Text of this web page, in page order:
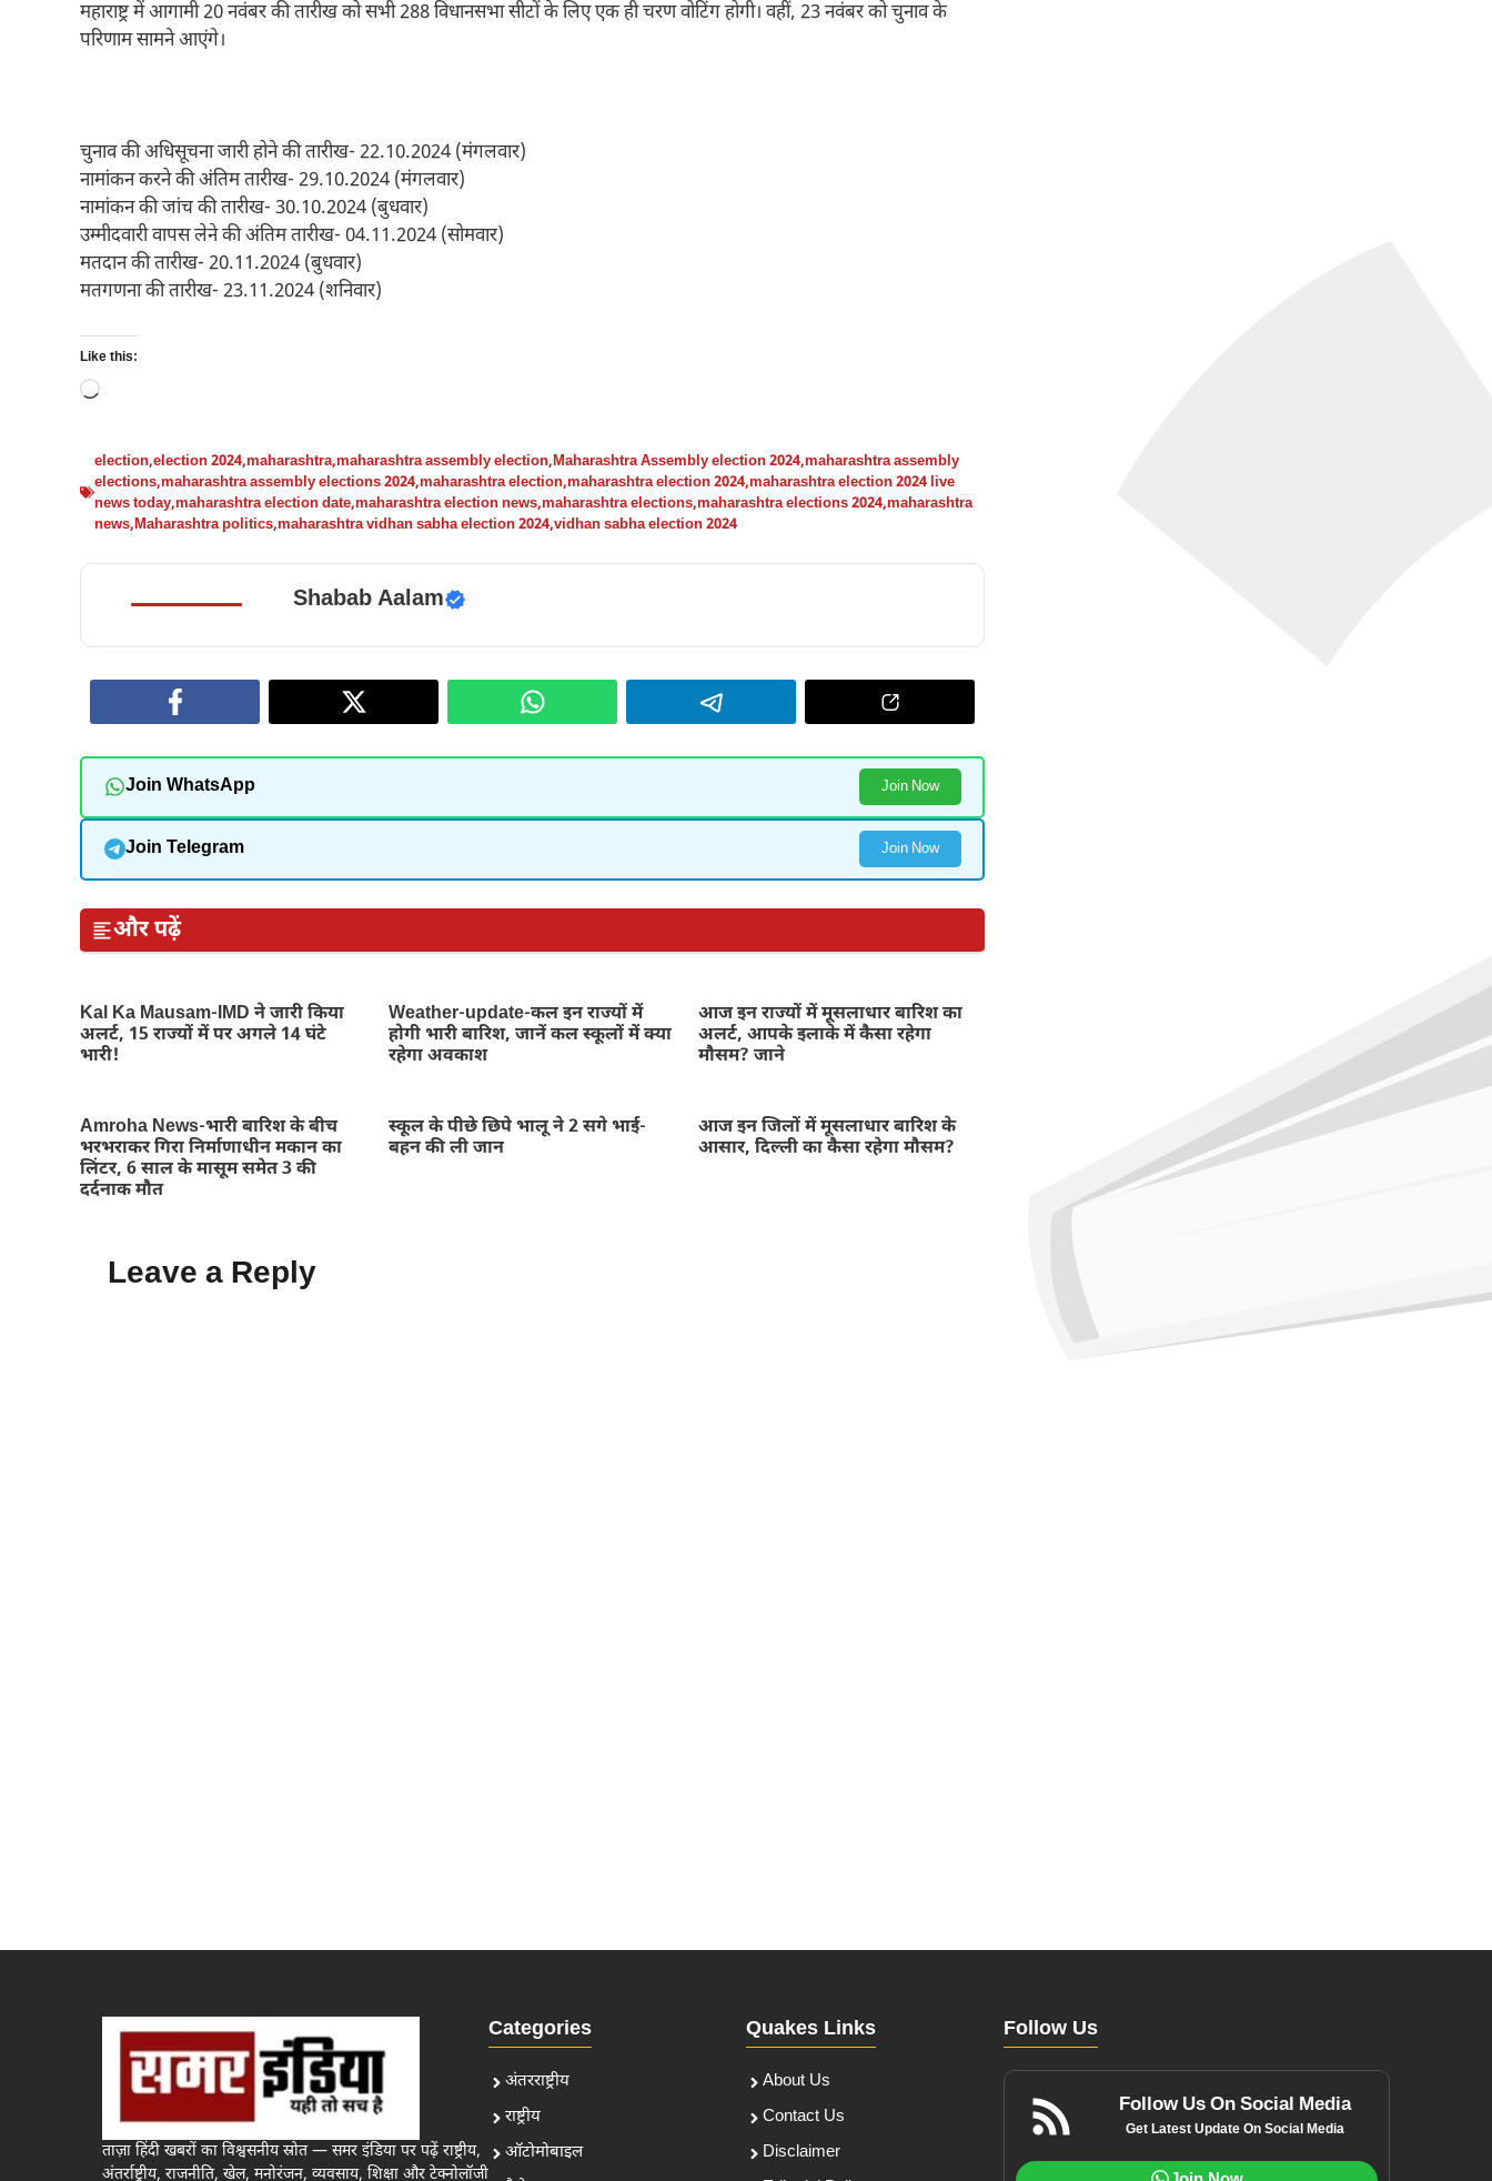
महाराष्ट्र में आगामी 20 नवंबर की तारीख को सभी 288 विधानसभा सीटों के लिए एक ही चरण वोटिंग होगी। वहीं, 23 नवंबर को चुनाव के
परिणाम सामने आएंगे।
चुनाव की अधिसूचना जारी होने की तारीख- 22.10.2024 (मंगलवार)
नामांकन करने की अंतिम तारीख- 29.10.2024 (मंगलवार)
नामांकन की जांच की तारीख- 30.10.2024 (बुधवार)
उम्मीदवारी वापस लेने की अंतिम तारीख- 04.11.2024 (सोमवार)
मतदान की तारीख- 20.11.2024 (बुधवार)
मतगणना की तारीख- 23.11.2024 (शनिवार)
Like this:
Loading…
election,election 2024,maharashtra,maharashtra assembly election,Maharashtra Assembly election 2024,maharashtra assembly
elections,maharashtra assembly elections 2024,maharashtra election,maharashtra election 2024,maharashtra election 2024 live
news today,maharashtra election date,maharashtra election news,maharashtra elections,maharashtra elections 2024,maharashtra
news,Maharashtra politics,maharashtra vidhan sabha election 2024,vidhan sabha election 2024
Shabab Aalam
Join WhatsApp Join Now
Join Telegram Join Now
और पढ़ें
Kal Ka Mausam-IMD ने जारी किया
अलर्ट, 15 राज्यों में पर अगले 14 घंटे
भारी!
Weather-update-कल इन राज्यों में
होगी भारी बारिश, जानें कल स्कूलों में क्या
रहेगा अवकाश
आज इन राज्यों में मूसलाधार बारिश का
अलर्ट, आपके इलाके में कैसा रहेगा
मौसम? जाने
Amroha News-भारी बारिश के बीच
भरभराकर गिरा निर्माणाधीन मकान का
लिंटर, 6 साल के मासूम समेत 3 की
दर्दनाक मौत
स्कूल के पीछे छिपे भालू ने 2 सगे भाई-
बहन की ली जान
आज इन जिलों में मूसलाधार बारिश के
आसार, दिल्ली का कैसा रहेगा मौसम?
Leave a Reply
ताज़ा हिंदी खबरों का विश्वसनीय स्रोत — समर इंडिया पर पढ़ें राष्ट्रीय,
अंतर्राष्ट्रीय, राजनीति, खेल, मनोरंजन, व्यवसाय, शिक्षा और टेक्नोलॉजी
Categories
अंतरराष्ट्रीय
राष्ट्रीय
ऑटोमोबाइल
Quakes Links
About Us
Contact Us
Disclaimer
Follow Us
Follow Us On Social Media
Get Latest Update On Social Media